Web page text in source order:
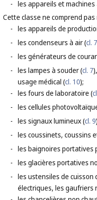
- les appareils et machines
Cette classe ne comprend
- les appareils de
- les condenseurs à air (cl. 7
- les générateurs de
- les lampes à souder (cl. 7
usage médical (cl. 10);
- les fours de laboratoire (
- les cellules
- les signaux lumineux (cl. 9
- les coussinets, coussins
- les baignoires portatives
- les glacières portatives
- les ustensiles de cuisson
électriques, les gaufriers